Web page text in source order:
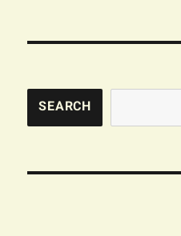
SEARCH